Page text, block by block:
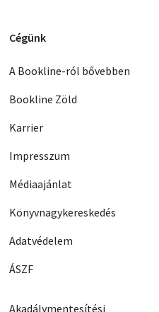
Cégünk
A Bookline-ról bővebben
Bookline Zöld
Karrier
Impresszum
Médiaajánlat
Könyvnagykereskedés
Adatvédelem
ÁSZF
Akadálymentesítési